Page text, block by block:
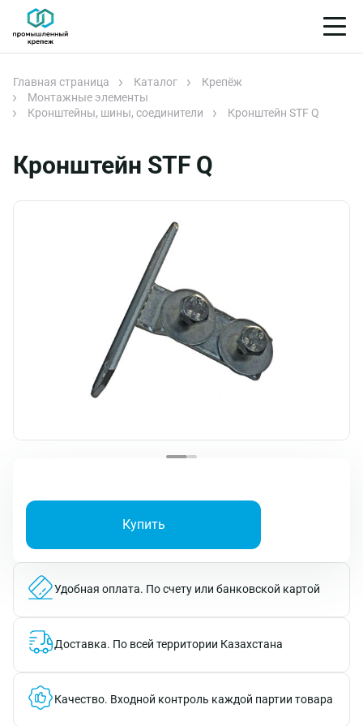
Главная страница Каталог
Крепёж
Монтажные элементы
Кронштейны, шины, соединители
Кронштейн STF Q
Кронштейн STF Q
Купить
Удобная оплата. По счету или банковской картой
Доставка. По всей территории Казахстана
Качество. Входной контроль каждой партии товара